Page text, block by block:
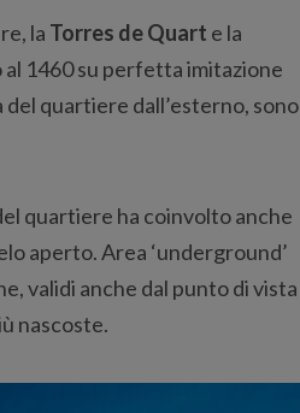
la Torres de Quart e la
1460 su perfetta imitazione
quartiere dall’esterno, sono
quartiere ha coinvolto anche
aperto. Area ‘underground’
validi anche dal punto di vista
nascoste.